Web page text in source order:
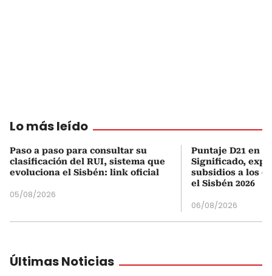
Lo más leído
Paso a paso para consultar su
clasificación del RUI, sistema que
evoluciona el Sisbén: link oficial
05/08/2026
Puntaje D21 en
Significado,
subsidios a los
el Sisbén 2026
06/08/2026
Últimas Noticias